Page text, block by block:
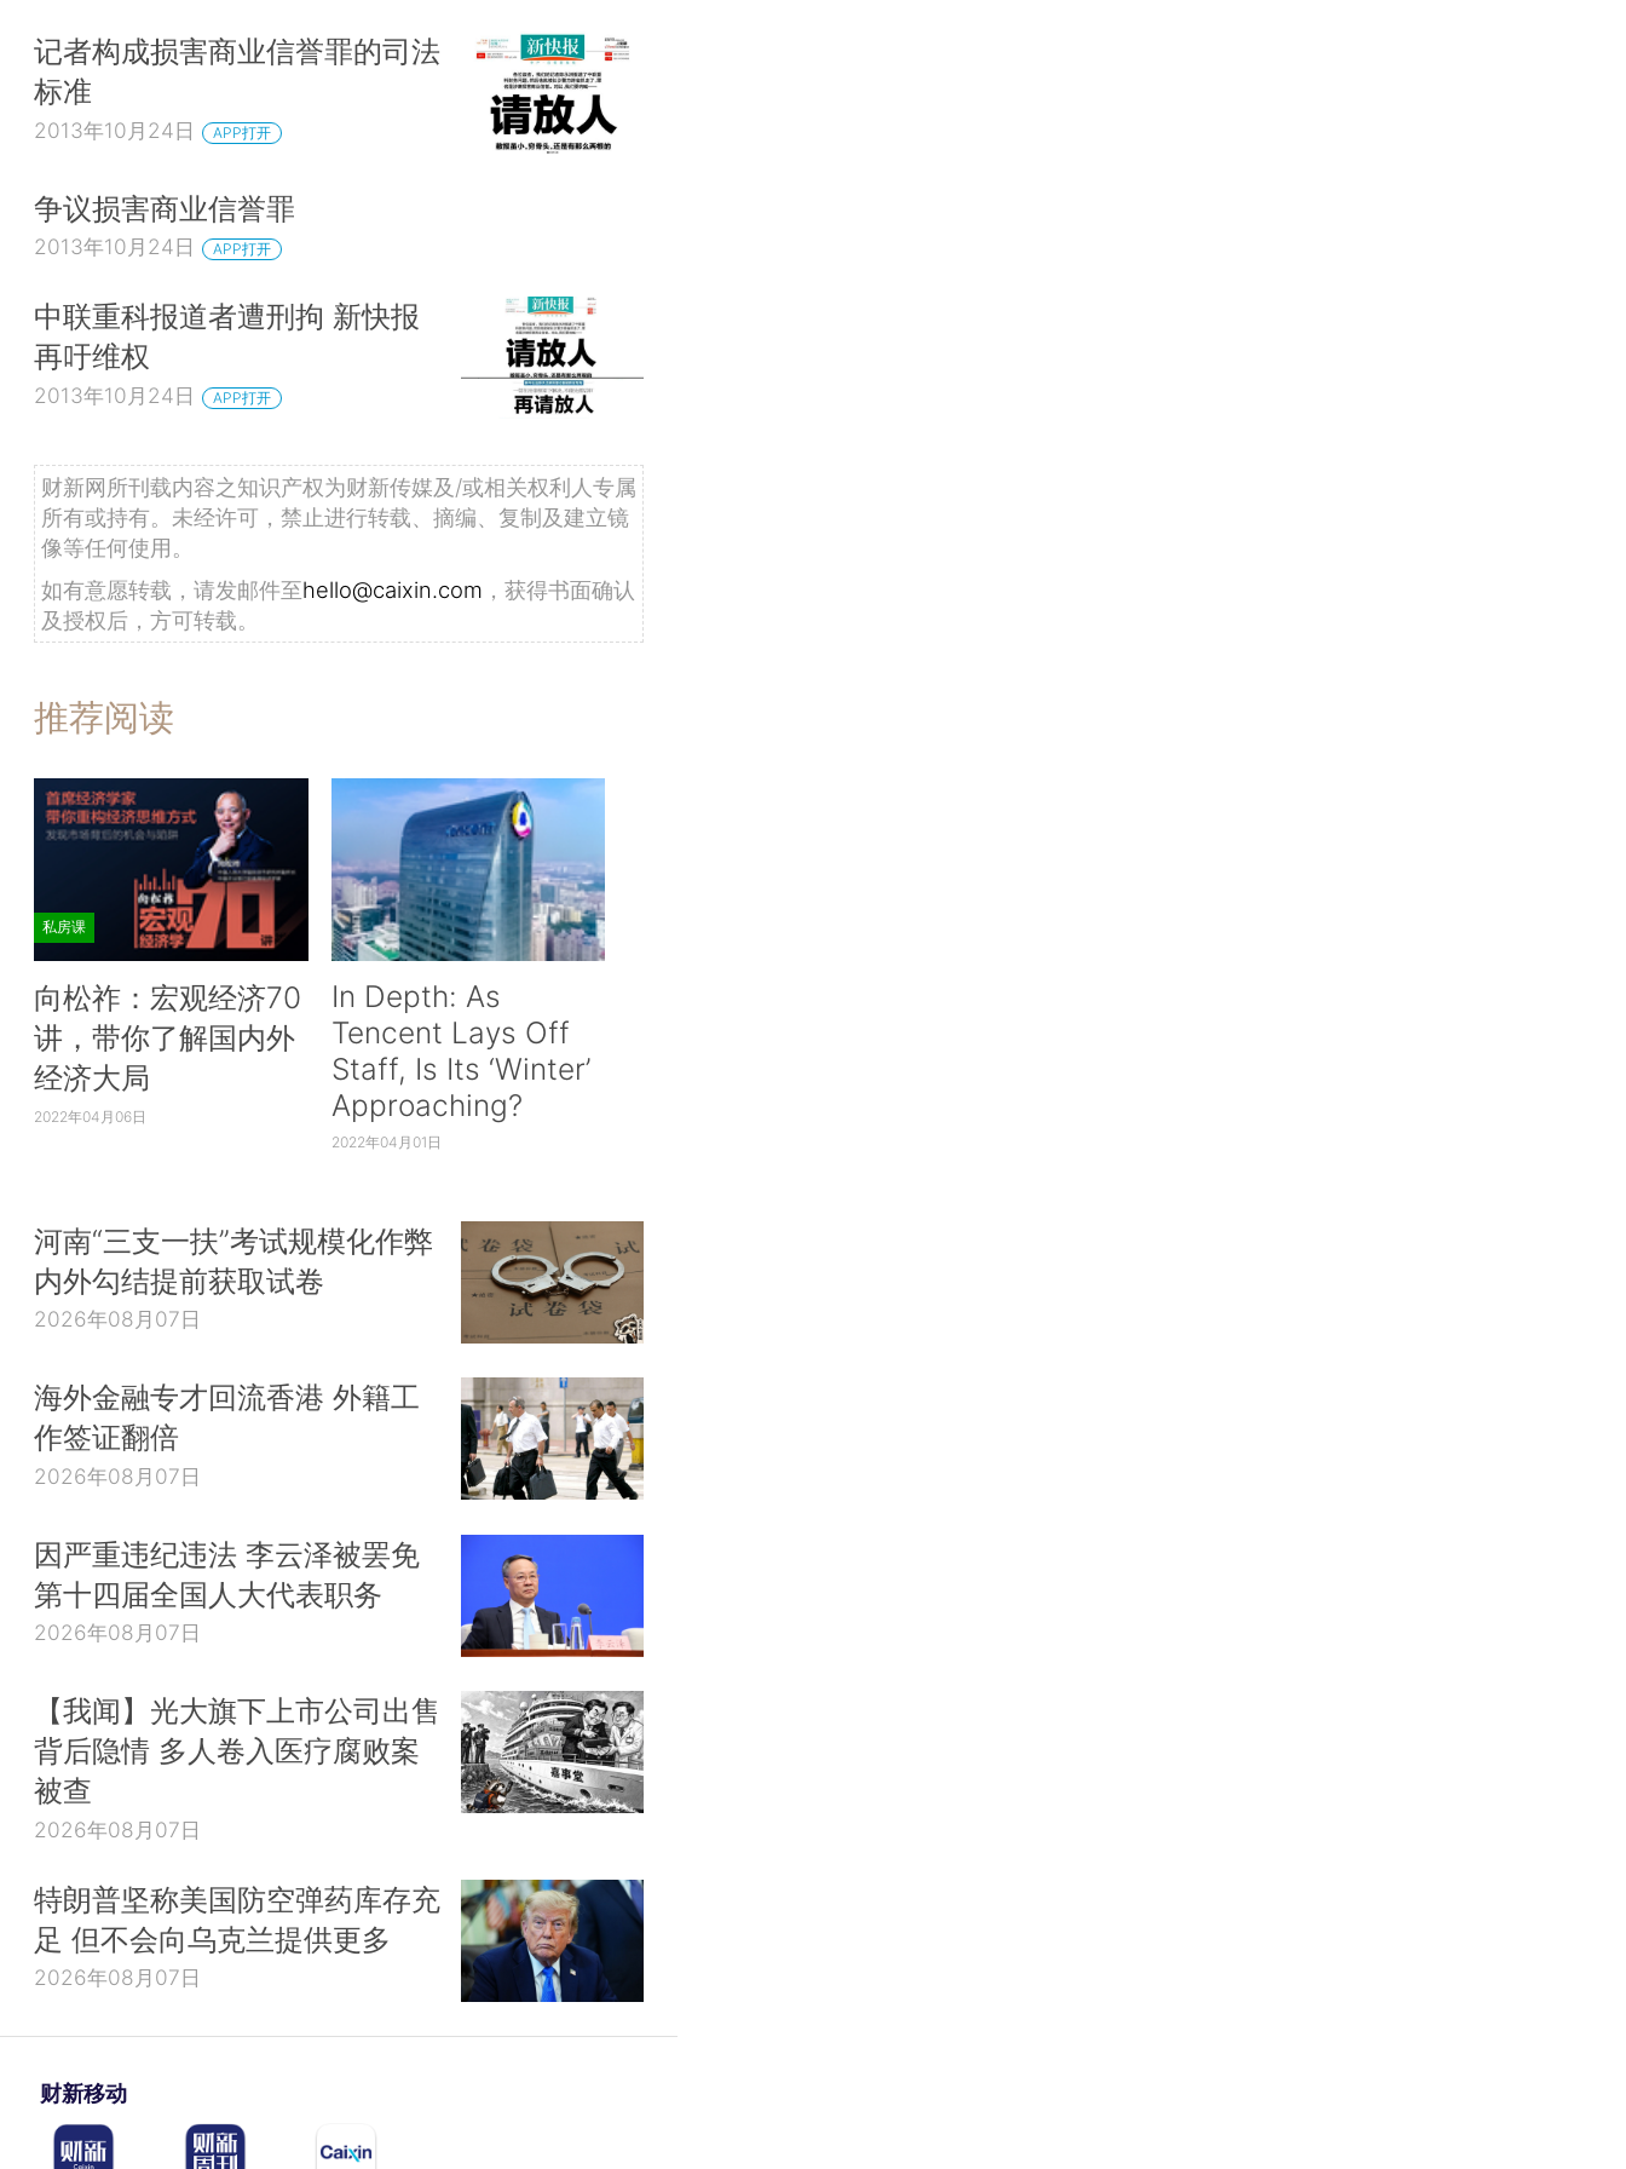
记者构成损害商业信誉罪的司法
标准
2013年10月24日 APP打开
争议损害商业信誉罪
2013年10月24日 APP打开
中联重科报道者遭刑拘 新快报
再吁维权
2013年10月24日 APP打开
财新网所刊载内容之知识产权为财新传媒及/或相关权利人专属
所有或持有。未经许可，禁止进行转载、摘编、复制及建立镜
像等任何使用。
如有意愿转载，请发邮件至hello@caixin.com ，获得书面确认
及授权后，方可转载。
推荐阅读
私房课
向松祚：宏观经济70
讲，带你了解国内外
经济大局
2022年04月06日
In Depth: As
Tencent Lays Off
Staff, Is Its ‘Winter’
Approaching?
2022年04月01日
河南“三支一扶”考试规模化作弊
内外勾结提前获取试卷
2026年08月07日
海外金融专才回流香港 外籍工
作签证翻倍
2026年08月07日
因严重违纪违法 李云泽被罢免
第十四届全国人大代表职务
2026年08月07日
【我闻】光大旗下上市公司出售
背后隐情 多人卷入医疗腐败案
被查
2026年08月07日
特朗普坚称美国防空弹药库存充
足 但不会向乌克兰提供更多
2026年08月07日
财新移动